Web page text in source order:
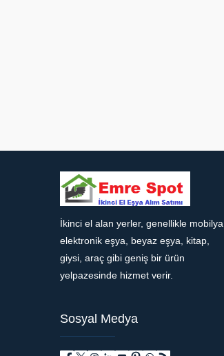
İkinci el alan yerler, genellikle mobilya,
elektronik eşya, beyaz eşya, kitap,
giysi, araç gibi geniş bir ürün
yelpazesinde hizmet verir.
Sosyal Medya
Müşteri Temsilcisi
Cevap Yaz